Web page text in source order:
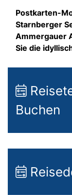
Postkarten-
Starnberger
Ammergauer
Sie die
Buchen